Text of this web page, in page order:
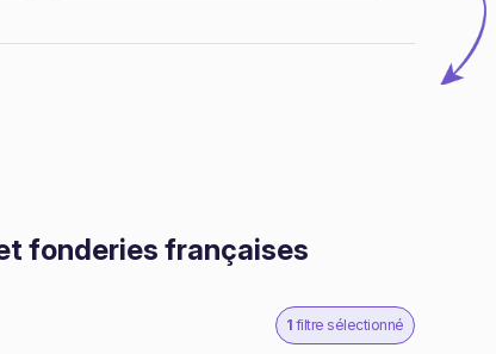
fonderies françaises
1 filtre sélectionné